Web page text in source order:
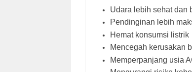
Udara lebih sehat dan
Pendinginan lebih
Hemat konsumsi listrik
Mencegah kerusakan
Memperpanjang usia